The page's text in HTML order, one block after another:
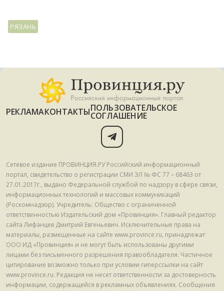
РЯЗАНЬ
РЕКЛАМАКОНТАКТЫПОЛЬЗОВАТЕЛЬСКОЕ
СОГЛАШЕНИЕ
Сетевое издание ПРОВИНЦИЯ.РУ Российский информационный
портал, свидетельство о регистрации СМИ ЭЛ № ФС 77 – 68463 от
27.01.2017г., выдано Федеральной службой по надзору в сфере связи,
информационных технологий и массовых коммуникаций
(Роскомнадзор). Учредитель: Общество с ограниченной
ответственностью Издательский дом «Провинция». Главный редактор
сайта Лифанцев Дмитрий Евгеньевич. Исключительные права на
материалы, размещенные на сайте www.province.ru, принадлежат
ООО ИД «Провинция» и не могут быть использованы другими
лицами без письменного разрешения правообладателя. Частичное
цитирование возможно только при условии гиперссылки на сайт
www.province.ru. Редакция не несет ответственности за достоверность
информации, содержащейся в рекламных объявлениях. Сообщения